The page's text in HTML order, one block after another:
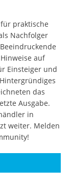
praktische
Nachfolger
auf
Einsteiger und
das
Ausgabe.
in
weiter. Melden